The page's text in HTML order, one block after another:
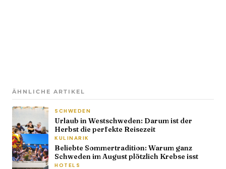
ÄHNLICHE ARTIKEL
SCHWEDEN
Urlaub in Westschweden: Darum ist der
Herbst die perfekte Reisezeit
KULINARIK
Beliebte Sommertradition: Warum ganz
Schweden im August plötzlich Krebse isst
HOTELS